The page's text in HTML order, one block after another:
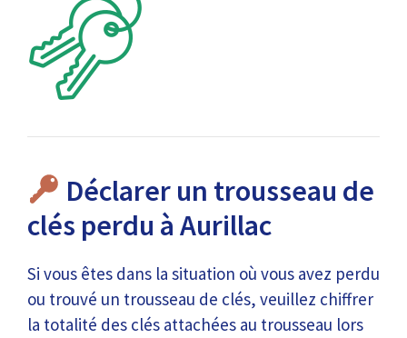
Déclarer un trousseau de
clés perdu à Aurillac
Si vous êtes dans la situation où vous avez perdu
ou trouvé un trousseau de clés, veuillez chiffrer
la totalité des clés attachées au trousseau lors